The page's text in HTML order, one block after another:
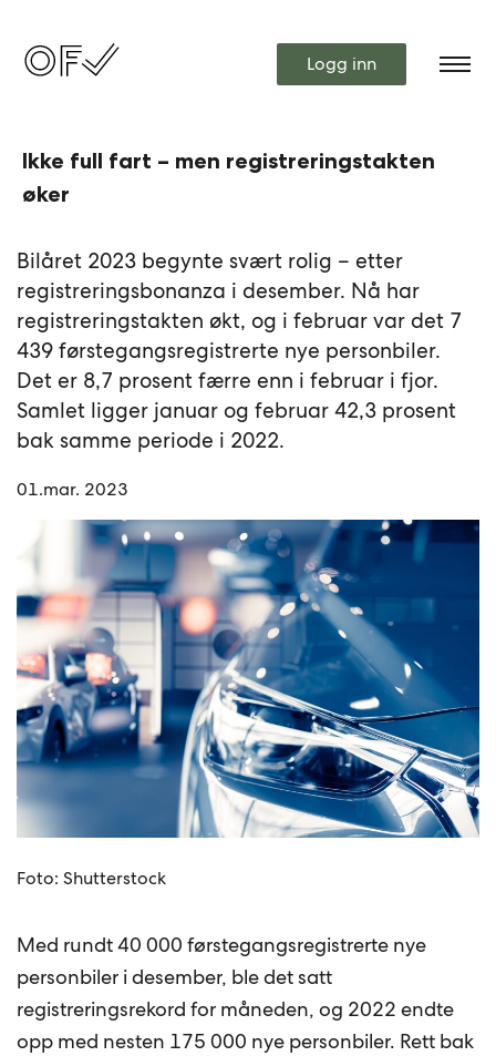
Logg inn
Ikke full fart – men registreringstakten
øker
Bilåret 2023 begynte svært rolig – etter
registreringsbonanza i desember. Nå har
registreringstakten økt, og i februar var det 7
439 førstegangsregistrerte nye personbiler.
Det er 8,7 prosent færre enn i februar i fjor.
Samlet ligger januar og februar 42,3 prosent
bak samme periode i 2022.
01.mar. 2023
Foto: Shutterstock
Med rundt 40 000 førstegangsregistrerte nye
personbiler i desember, ble det satt
registreringsrekord for måneden, og 2022 endte
opp med nesten 175 000 nye personbiler. Rett bak